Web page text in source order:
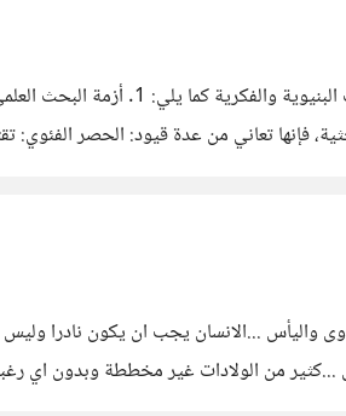
تحدثت باستفاضة عن أزمة المشهد الثقافي الحالي، ويمكن تحليل النقاط التي طرحتها
فإنها تعاني من عدة قيود: الحصر الفئوي:
واليأس ...الانسان يجب ان يكون نادرا
...كثير من الولادات غير مخططة وبدون